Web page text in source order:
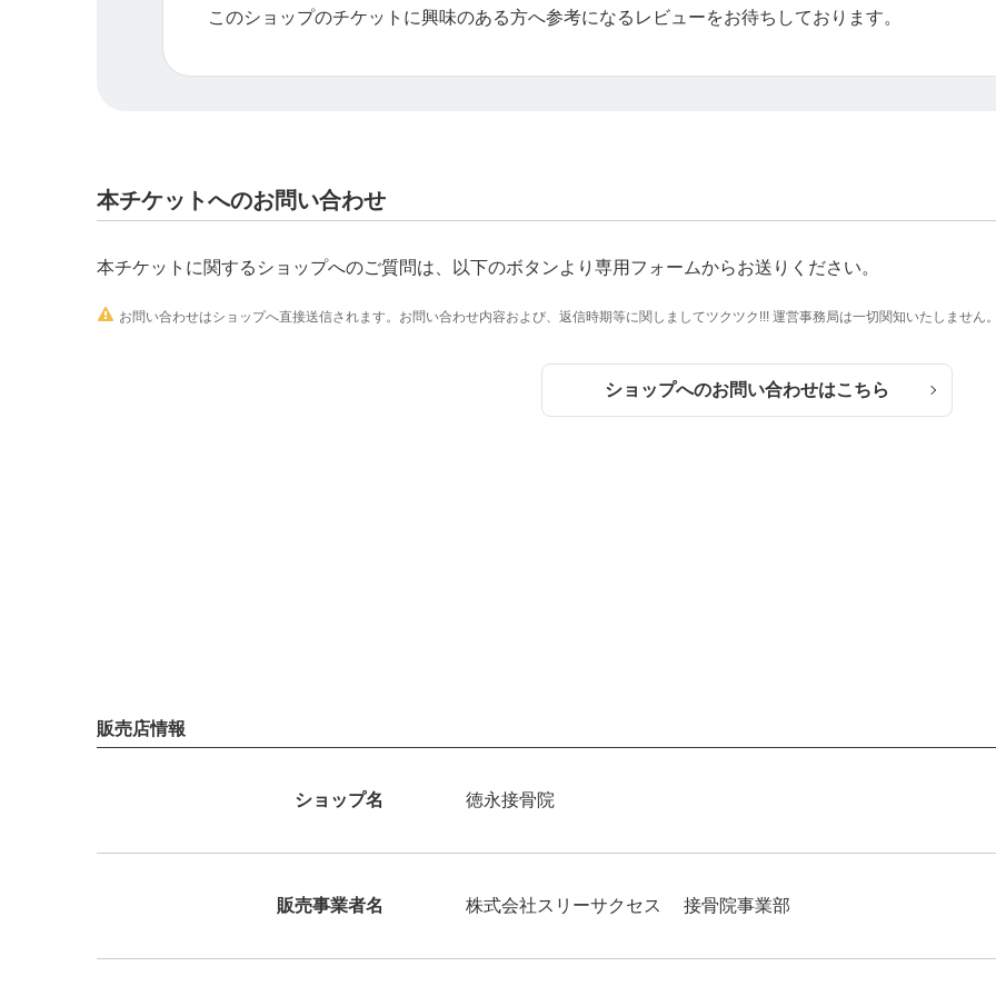
このショップのチケットに興味のある方へ参考になるレビューをお待ちしております。
本チケットへのお問い合わせ
本チケットに関するショップへのご質問は、以下のボタンより専用フォームからお送りください。
 お問い合わせはショップへ直接送信されます。お問い合わせ内容および、返信時期等に関しましてツクツク!!! 運営事務局は一切関知いたしません
ショップへのお問い合わせはこちら
販売店情報
ショップ名 徳永接骨院
販売事業者名 株式会社スリーサクセス 接骨院事業部